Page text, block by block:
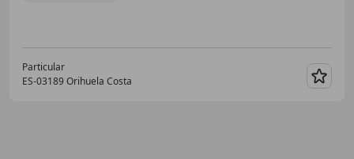
Particular
ES-03189 Orihuela Costa